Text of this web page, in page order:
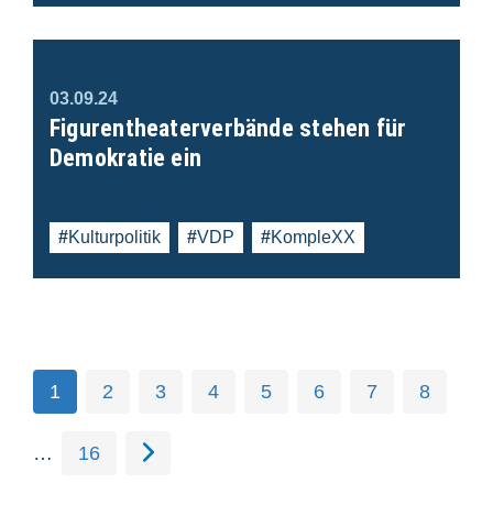
03.09.24
Figurentheaterverbände stehen für
Demokratie ein
Kulturpolitik VDP KompleXX
1 2 3 4 5 6 7 8
… 16